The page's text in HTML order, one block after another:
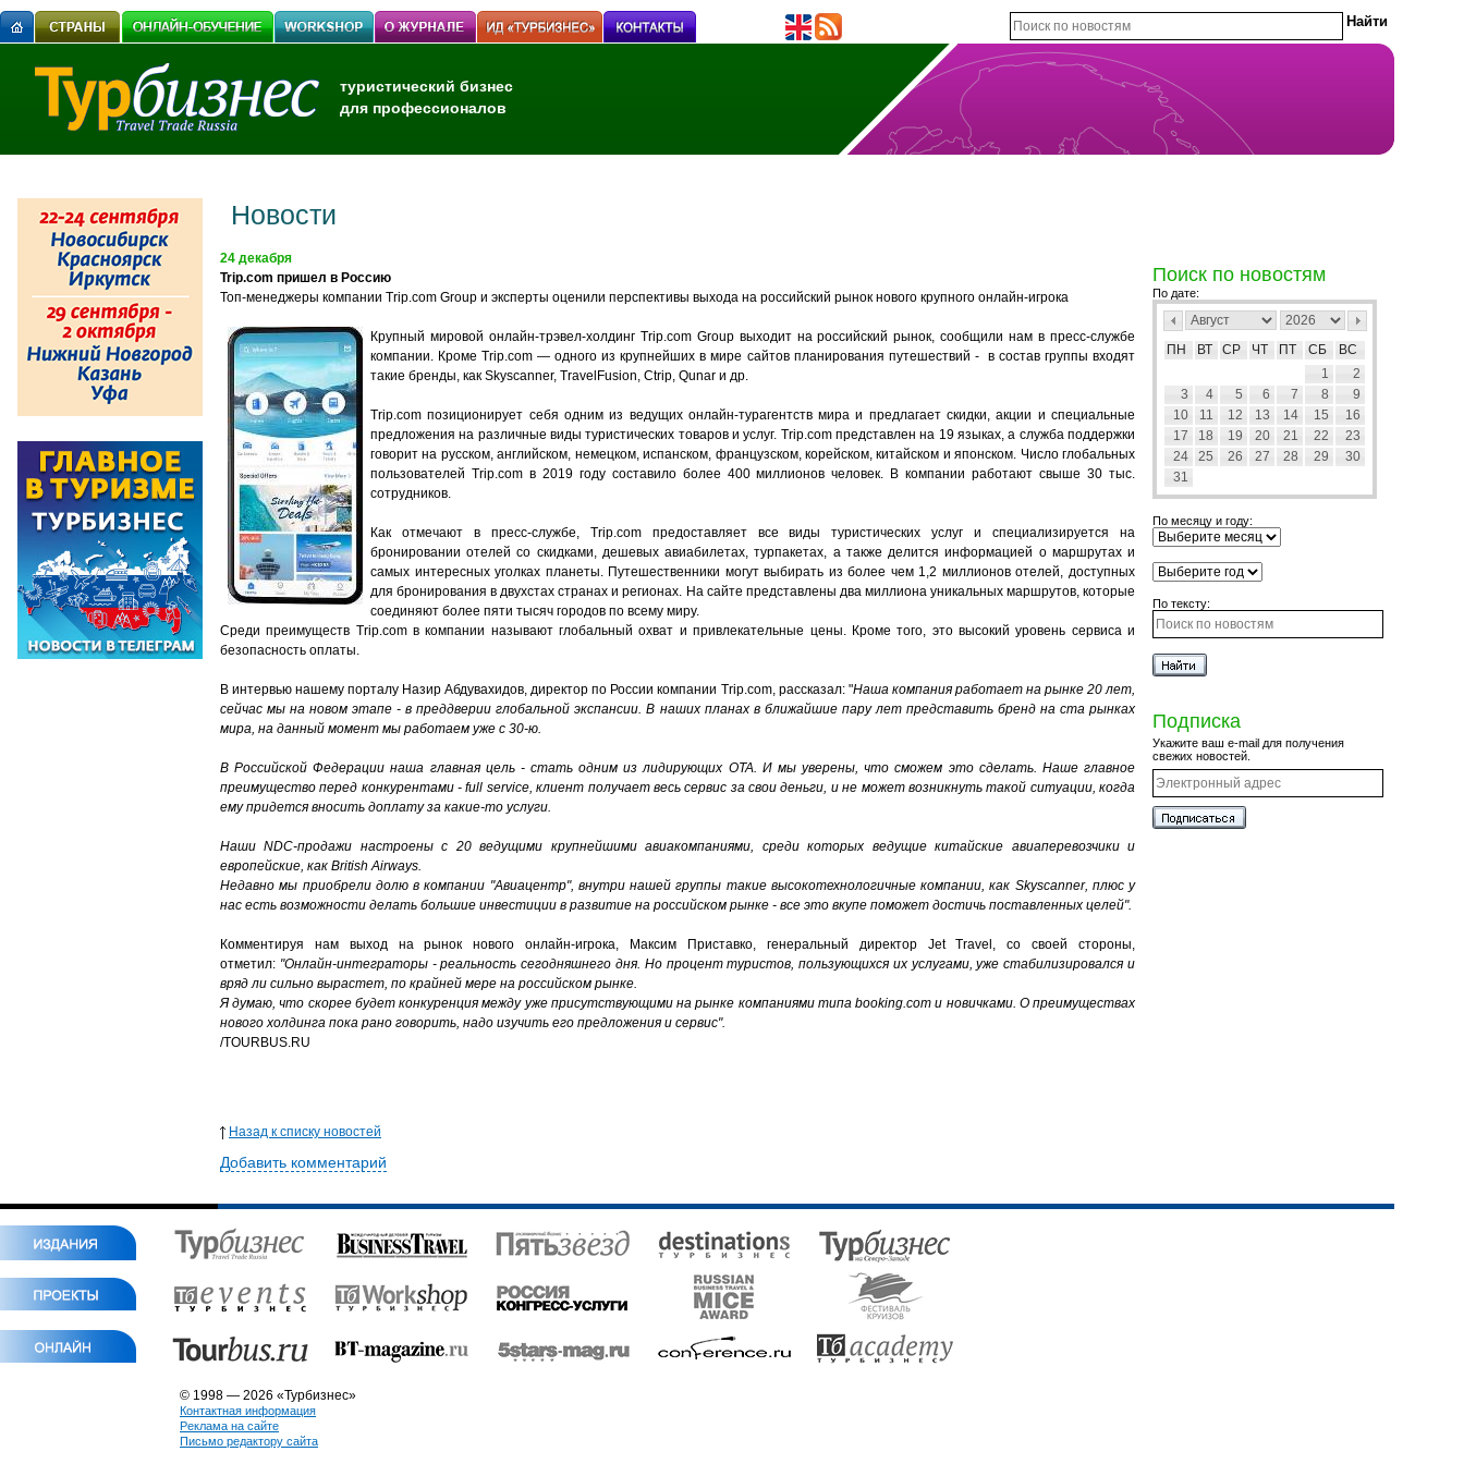
туристический бизнес
для профессионалов
Новости
24 декабря
Trip.com пришел в Россию
Топ-менеджеры компании Trip.com Group и эксперты оценили перспективы выхода на российский рынок нового крупного онлайн-игрока
Крупный мировой онлайн-трэвел-холдинг Trip.com Groupвыходит на российский рынок, сообщили нам в пресс-службе
компании. Кроме Trip.com — одного из крупнейших в мире сайтов планирования путешествий - в состав группы входят
такие бренды, как Skyscanner, TravelFusion, Ctrip, Qunar и др.
Trip.com позиционирует себя одним из ведущих онлайн-турагентств мира и предлагает скидки, акции и специальные
предложения на различные виды туристических товаров и услуг. Trip.com представлен на 19 языках, а служба поддержки
говорит на русском, английском, немецком, испанском, французском, корейском, китайском и японском. Число глобальных
пользователей Trip.com в 2019 году составило более 400 миллионов человек. В компании работают свыше 30 тыс.
сотрудников.
Как отмечают в пресс-службе, Trip.com предоставляет все виды туристических услуг и специализируется на
бронировании отелей со скидками, дешевых авиабилетах, турпакетах, а также делится информацией о маршрутах и
самых интересных уголках планеты. Путешественники могут выбирать из более чем 1,2 миллионов отелей, доступных
для бронирования в двухстах странах и регионах. На сайте представлены два миллиона уникальных маршрутов, которые
соединяют более пяти тысяч городов по всему миру.
Среди преимуществ Trip.com в компании называют глобальный охват и привлекательные цены. Кроме того, это высокий уровень сервиса и
безопасность оплаты.
В интервью нашему порталу Назир Абдувахидов, директор по России компании Trip.com, рассказал: "Наша компания работает на рынке 20 лет,
сейчас мы на новом этапе - в преддверии глобальной экспансии. В наших планах в ближайшие пару лет представить бренд на cта рынках
мира, на данный момент мы работаем уже с 30-ю.
В Российской Федерации наша главная цель - стать одним из лидирующих OTA. И мы уверены, что сможем это сделать. Наше главное
преимущество перед конкурентами - full service, клиент получает весь сервис за свои деньги, и не может возникнуть такой ситуации, когда
ему придется вносить доплату за какие-то услуги.
Наши NDC-продажи настроены с 20 ведущими крупнейшими авиакомпаниями, среди которых ведущие китайские авиаперевозчики и
европейские, как British Airways.
Недавно мы приобрели долю в компании "Авиацентр", внутри нашей группы такие высокотехнологичные компании, как Skyscanner, плюс у
нас есть возможности делать большие инвестиции в развитие на российском рынке - все это вкупе поможет достичь поставленных целей".
Комментируя нам выход на рынок нового онлайн-игрока, Максим Приставко, генеральный директор Jet Travel, со своей стороны,
отметил: "Онлайн-интеграторы - реальность сегодняшнего дня. Но процент туристов, пользующихся их услугами, уже стабилизировался и
вряд ли сильно вырастет, по крайней мере на российском рынке.
Я думаю, что скорее будет конкуренция между уже присутствующими на рынке компаниями типа booking.com и новичками. О преимуществах
нового холдинга пока рано говорить, надо изучить его предложения и сервис".
/TOURBUS.RU
Назад к списку новостей
Добавить комментарий
Поиск по новостям
По дате:
ПН ВТ СР ЧТ ПТ СБ
ВС
1
2
3
4 5 6 7 8
9
10
11 12 13 14 15
16
17
18 19 20 21 22
23
24
25 26 27 28 29
30
31
По месяцу и году:
По тексту:
Подписка
Укажите ваш e-mail для получения
свежих новостей.
© 1998 — 2026 «Турбизнес»
Контактная информация
Реклама на сайте
Письмо редактору сайта